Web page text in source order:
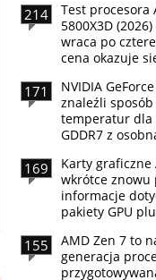
214
Test procesora
5800X3D
wraca po
cena okazuje
171
NVIDIA
znaleźli
temperatur dla
GDDR7 z
169
Karty graficzne
wkrótce znowu
informacje
pakiety GPU
155
AMD Zen 7 to
generacja